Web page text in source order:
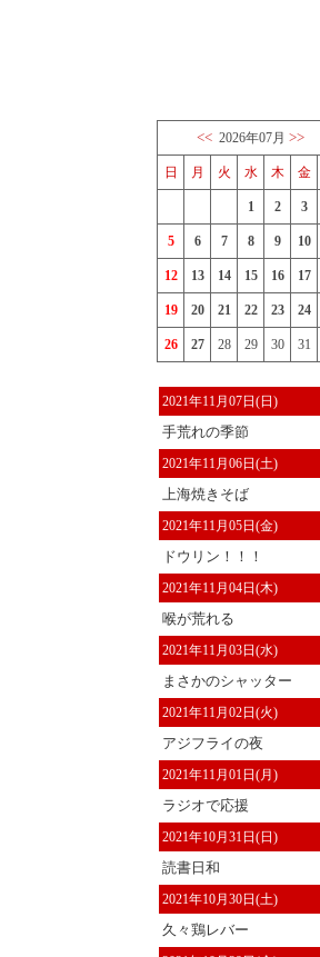
<< 2026年07月 >>
日 月 火 水 木 金
1 2 3
5 6 7 8 9 10
12 13 14 15 16 17
19 20 21 22 23 24
26 27 28 29 30 31
2021年11月07日(日)
手荒れの季節
2021年11月06日(土)
上海焼きそば
2021年11月05日(金)
ドウリン！！！
2021年11月04日(木)
喉が荒れる
2021年11月03日(水)
まさかのシャッター
2021年11月02日(火)
アジフライの夜
2021年11月01日(月)
ラジオで応援
2021年10月31日(日)
読書日和
2021年10月30日(土)
久々鶏レバー